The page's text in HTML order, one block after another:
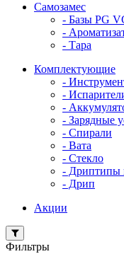
Самозамес
- Базы PG
-
- Тара
Комплектующие
-
-
-
- Зарядные
- Спирали
- Вата
- Стекло
- Дриптипы
- Дрип
Акции
Фильтры